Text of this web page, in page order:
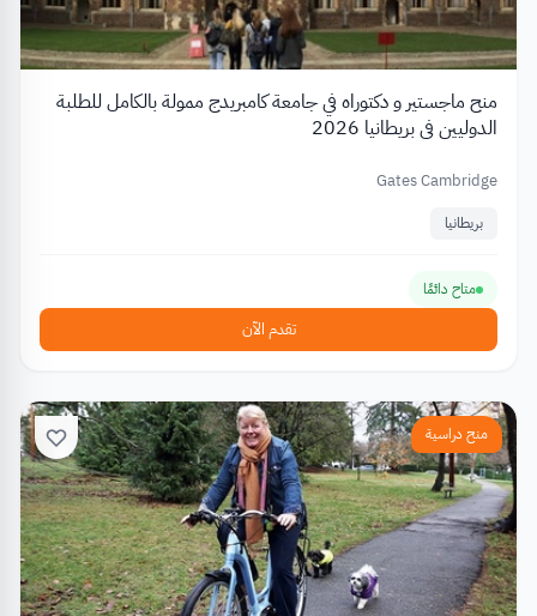
منح ماجستير و دكتوراه في جامعة كامبريدج ممولة بالكامل للطلبة
الدوليين في بريطانيا 2026
Gates Cambridge
بريطانيا
متاح دائمًا
تقدم الآن
منح دراسية